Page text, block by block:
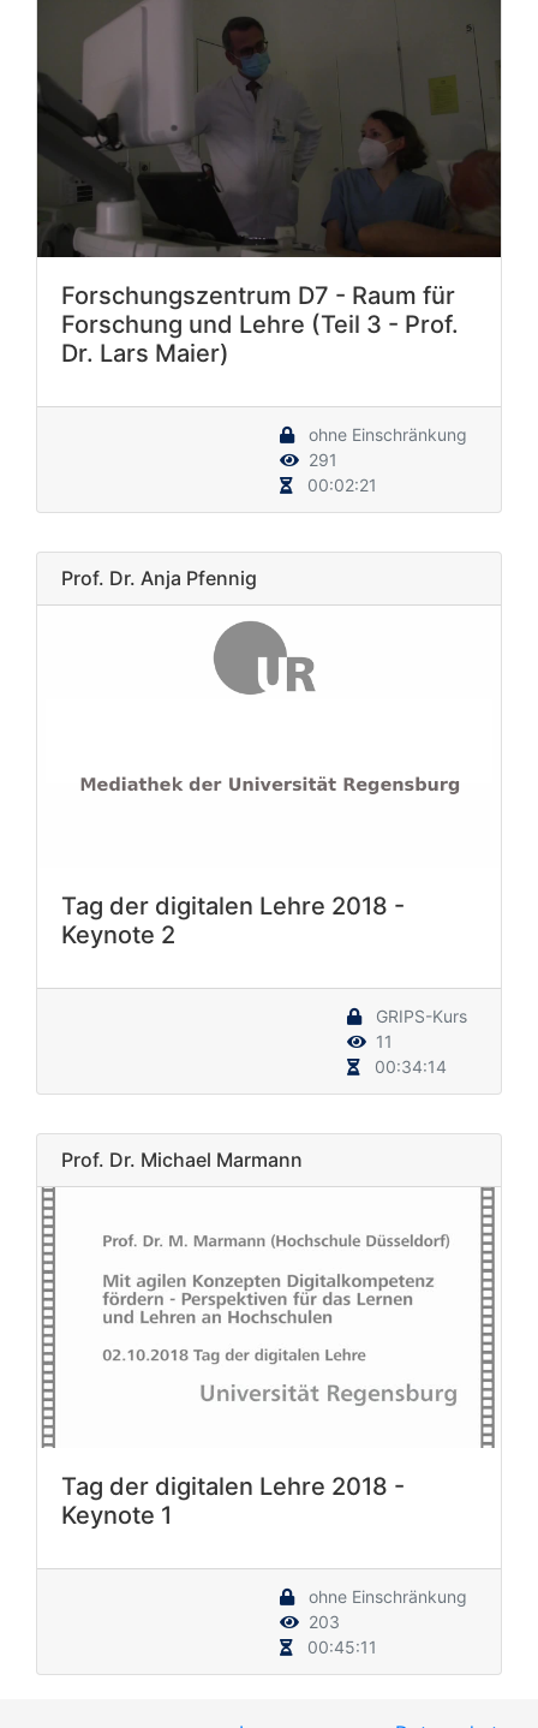
Forschungszentrum D7 - Raum für
Forschung und Lehre (Teil 3 - Prof.
Dr. Lars Maier)
ohne Einschränkung
291
00:02:21
Prof. Dr. Anja Pfennig
Tag der digitalen Lehre 2018 -
Keynote 2
GRIPS-Kurs
11
00:34:14
Prof. Dr. Michael Marmann
Tag der digitalen Lehre 2018 -
Keynote 1
ohne Einschränkung
203
00:45:11